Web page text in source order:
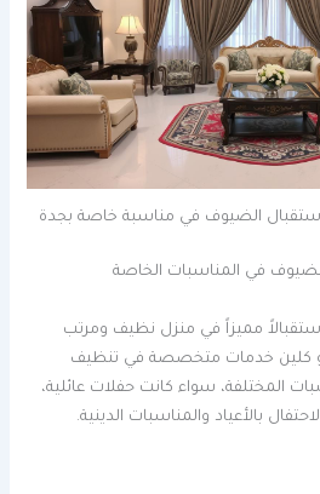
الضيوف في مناسبة خاصة بجدة
في المناسبات الخاصة
مميزاً في منزل نظيف ومرتب
كلين خدمات متخصصة في تنظيف
المختلفة، سواء كانت حفلات عائلية،
بالأعياد والمناسبات الدينية.